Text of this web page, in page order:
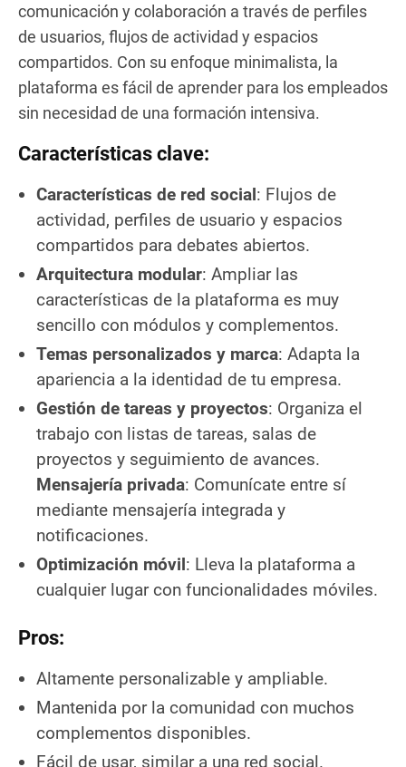
comunicación y colaboración a través de perfiles
de usuarios, flujos de actividad y espacios
compartidos. Con su enfoque minimalista, la
plataforma es fácil de aprender para los empleados
sin necesidad de una formación intensiva.
Características clave:
Características de red social: Flujos de
actividad, perfiles de usuario y espacios
compartidos para debates abiertos.
Arquitectura modular: Ampliar las
características de la plataforma es muy
sencillo con módulos y complementos.
Temas personalizados y marca: Adapta la
apariencia a la identidad de tu empresa.
Gestión de tareas y proyectos: Organiza el
trabajo con listas de tareas, salas de
proyectos y seguimiento de avances.
Mensajería privada: Comunícate entre sí
mediante mensajería integrada y
notificaciones.
Optimización móvil: Lleva la plataforma a
cualquier lugar con funcionalidades móviles.
Pros:
Altamente personalizable y ampliable.
Mantenida por la comunidad con muchos
complementos disponibles.
Fácil de usar, similar a una red social.